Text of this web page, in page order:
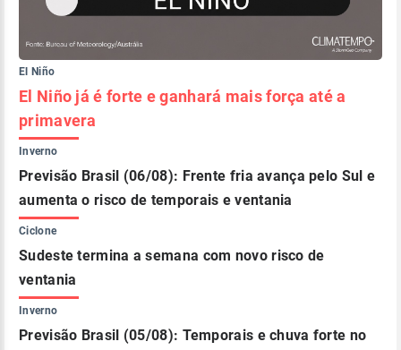
El Niño
El Niño já é forte e ganhará mais força até a
primavera
Inverno
Previsão Brasil (06/08): Frente fria avança pelo Sul e
aumenta o risco de temporais e ventania
Ciclone
Sudeste termina a semana com novo risco de
ventania
Inverno
Previsão Brasil (05/08): Temporais e chuva forte no